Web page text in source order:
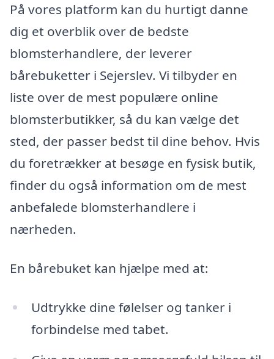
På vores platform kan du hurtigt danne
dig et overblik over de bedste
blomsterhandlere, der leverer
bårebuketter i Sejerslev. Vi tilbyder en
liste over de mest populære online
blomsterbutikker, så du kan vælge det
sted, der passer bedst til dine behov. Hvis
du foretrækker at besøge en fysisk butik,
finder du også information om de mest
anbefalede blomsterhandlere i
nærheden.
En bårebuket kan hjælpe med at:
Udtrykke dine følelser og tanker i
forbindelse med tabet.